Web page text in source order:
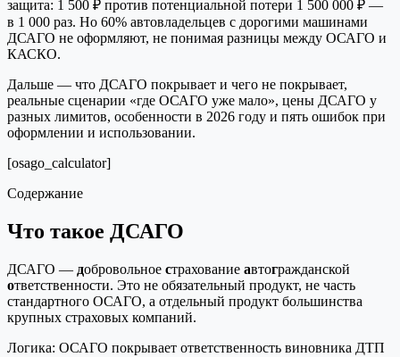
защита: 1 500 ₽ против потенциальной потери 1 500 000 ₽ —
в 1 000 раз. Но 60% автовладельцев с дорогими машинами
ДСАГО не оформляют, не понимая разницы между ОСАГО и
КАСКО.
Дальше — что ДСАГО покрывает и чего не покрывает,
реальные сценарии «где ОСАГО уже мало», цены ДСАГО у
разных лимитов, особенности в 2026 году и пять ошибок при
оформлении и использовании.
[osago_calculator]
Содержание
Что такое ДСАГО
ДСАГО — добровольное страхование автогражданской
ответственности. Это не обязательный продукт, не часть
стандартного ОСАГО, а отдельный продукт большинства
крупных страховых компаний.
Логика: ОСАГО покрывает ответственность виновника ДТП